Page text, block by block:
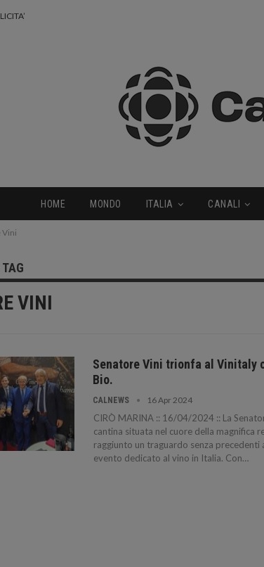
HOME MONDO ITALIA CANALI
Vini
VINI
Senatore Vini trionfa al Vinitaly
Bio.
CALNEWS 16 Apr 2024
CIRÒ MARINA :: 16/04/2024 :: La
cantina situata nel cuore della magnifica
raggiunto un traguardo senza precedenti
evento dedicato al vino in Italia. Con…